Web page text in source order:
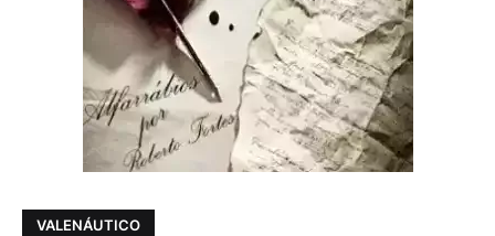
VALENÁUTICO